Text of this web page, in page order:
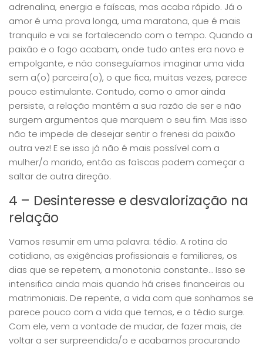
adrenalina, energia e faíscas, mas acaba rápido. Já o
amor é uma prova longa, uma maratona, que é mais
tranquilo e vai se fortalecendo com o tempo. Quando a
paixão e o fogo acabam, onde tudo antes era novo e
empolgante, e não conseguíamos imaginar uma vida
sem a(o) parceira(o), o que fica, muitas vezes, parece
pouco estimulante. Contudo, como o amor ainda
persiste, a relação mantém a sua razão de ser e não
surgem argumentos que marquem o seu fim. Mas isso
não te impede de desejar sentir o frenesi da paixão
outra vez! E se isso já não é mais possível com a
mulher/o marido, então as faíscas podem começar a
saltar de outra direção.
4 – Desinteresse e desvalorização na
relação
Vamos resumir em uma palavra: tédio. A rotina do
cotidiano, as exigências profissionais e familiares, os
dias que se repetem, a monotonia constante… Isso se
intensifica ainda mais quando há crises financeiras ou
matrimoniais. De repente, a vida com que sonhamos se
parece pouco com a vida que temos, e o tédio surge.
Com ele, vem a vontade de mudar, de fazer mais, de
voltar a ser surpreendida/o e acabamos procurando